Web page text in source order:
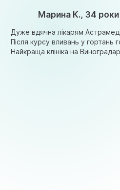
Марина К., 34 роки
Дуже вдячна лікарям
Після курсу вливань у гортань
Найкраща клініка на